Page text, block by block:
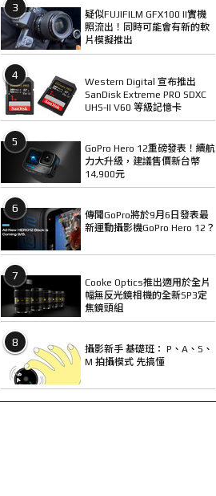
3
疑似FUJIFILM GFX100 II實機
照流出！同時可能會有新的軟
片模擬推出
4
Western Digital 宣布推出
SanDisk Extreme PRO SDXC
UHS-II V60 等級記憶卡
5
GoPro Hero 12重磅發表！續航
力大升級，建議售價新台幣
14,900元
6
傳聞GoPro將於9月6日發表最
新運動攝影機GoPro Hero 12？
7
Cooke Optics推出適用於全片
幅無反光鏡相機的全新SP3定
焦鏡頭組
8
攝影新手 基礎班： P、A、S、
M 拍攝模式 先搞懂